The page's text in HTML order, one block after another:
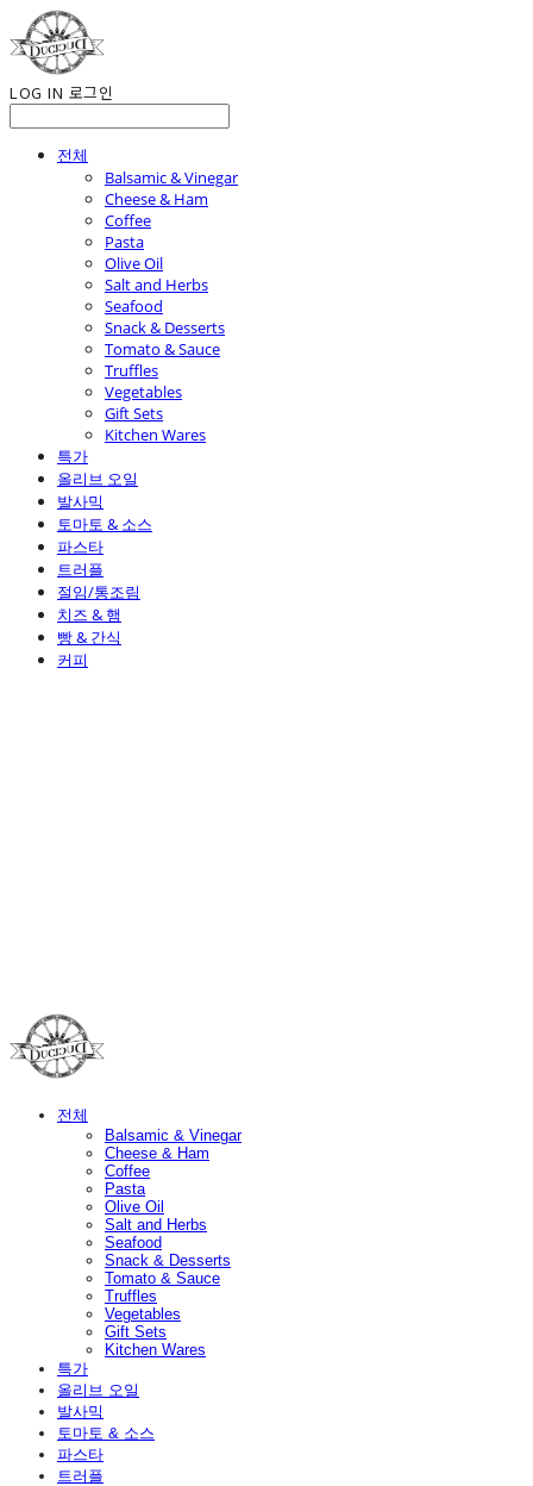
LOG IN 로그인
전체
Balsamic & Vinegar
Cheese & Ham
Coffee
Pasta
Olive Oil
Salt and Herbs
Seafood
Snack & Desserts
Tomato & Sauce
Truffles
Vegetables
Gift Sets
Kitchen Wares
특가
올리브 오일
발사믹
토마토 & 소스
파스타
트러플
절임/통조림
치즈 & 햄
빵 & 간식
커피
전체
Balsamic & Vinegar
Cheese & Ham
Coffee
Pasta
Olive Oil
Salt and Herbs
Seafood
Snack & Desserts
Tomato & Sauce
Truffles
Vegetables
Gift Sets
Kitchen Wares
특가
올리브 오일
발사믹
토마토 & 소스
파스타
트러플